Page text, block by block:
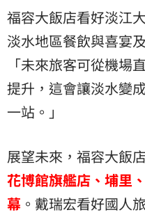
福容大飯店看好淡江
淡水地區餐飲與喜宴
「未來旅客可從機場
提升，這會讓淡水變
一站。」
展望未來，福容大飯
花博館旗艦店、埔里
幕 。戴瑞宏看好國人